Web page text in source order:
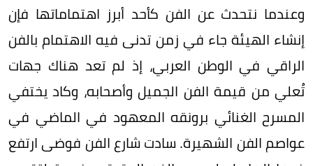
وعندما نتحدث عن الفن كأحد أبرز اهتماماتها فإن
إنشاء الهيئة جاء في زمن تدنى فيه الاهتمام بالفن
الراقي في الوطن العربي، إذ لم تعد هناك جهات
تُعلي من قيمة الفن الجميل وأصحابه، وكاد يختفي
المسرح الغنائي برونقه المعهود في الماضي في
عواصم الفن الشهيرة. سادت شارع الفن فوضى ارتفع